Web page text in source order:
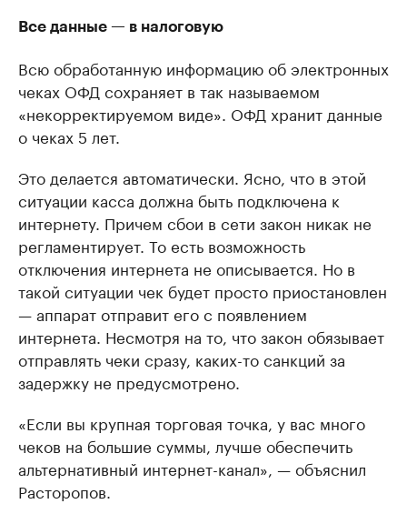
Все данные — в налоговую
Всю обработанную информацию об электронных
чеках ОФД сохраняет в так называемом
«некорректируемом виде». ОФД хранит данные
о чеках 5 лет.
Это делается автоматически. Ясно, что в этой
ситуации касса должна быть подключена к
интернету. Причем сбои в сети закон никак не
регламентирует. То есть возможность
отключения интернета не описывается. Но в
такой ситуации чек будет просто приостановлен
— аппарат отправит его с появлением
интернета. Несмотря на то, что закон обязывает
отправлять чеки сразу, каких-то санкций за
задержку не предусмотрено.
«Если вы крупная торговая точка, у вас много
чеков на большие суммы, лучше обеспечить
альтернативный интернет-канал», — объяснил
Расторопов.